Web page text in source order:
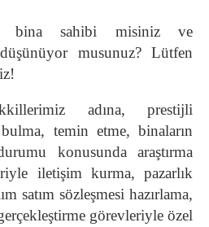
bina sahibi misiniz ve
musunuz? Lütfen
adına, prestijli
temin etme, binaların
konusunda araştırma
iletişim kurma, pazarlık
satım sözleşmesi hazırlama,
görevleriyle özel